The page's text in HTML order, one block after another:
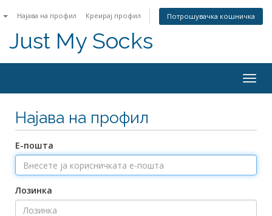
Најава на профил Креирај профил Потрошувачка кошничка
Just My Socks
Најава на профил
Е-пошта
Лозинка